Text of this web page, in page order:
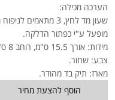
הערכה מכילה:
שעון מד לחץ, 3 מתאמים לניפוח מוצרי ים, מוצרי ספורט וכדו'.
מופעל ע"י כפתור הדלקה.
מידות: אורך 15.5 ס"מ, רוחב 8 ס"מ.
צבע: שחור.
מארז: תיק בד מהודר.
הוסף להצעת מחיר